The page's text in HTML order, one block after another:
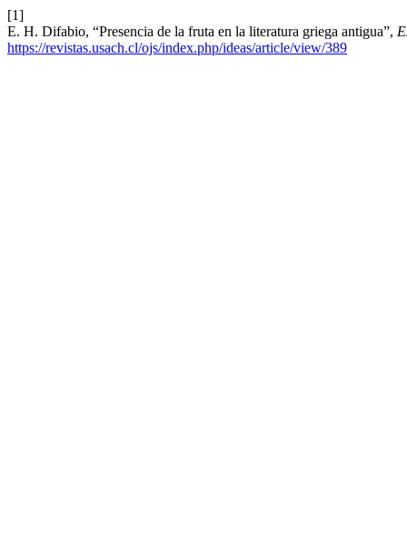
[1]
E. H. Difabio, “Presencia de la fruta en la literatura griega antigua”,
https://revistas.usach.cl/ojs/index.php/ideas/article/view/389